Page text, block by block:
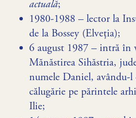
actuală;
1980-1988 – lector la
de la Bossey (Elveţia);
6 august 1987 – intră în
Mănăstirea Sihăstria,
numele Daniel, avându-l
călugărie pe părintele
Ilie;